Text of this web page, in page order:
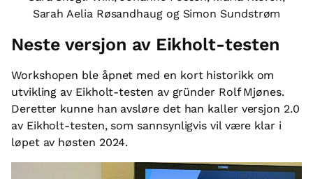
Sarah Aelia Røsandhaug og Simon Sundstrøm
Neste versjon av Eikholt-testen
Workshopen ble åpnet med en kort historikk om
utvikling av Eikholt-testen av gründer Rolf Mjønes.
Deretter kunne han avsløre det han kaller versjon 2.0
av Eikholt-testen, som sannsynligvis vil være klar i
løpet av høsten 2024.